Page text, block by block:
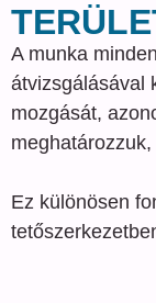
A munka
átvizsgálásával
mozgását,
Ez különösen